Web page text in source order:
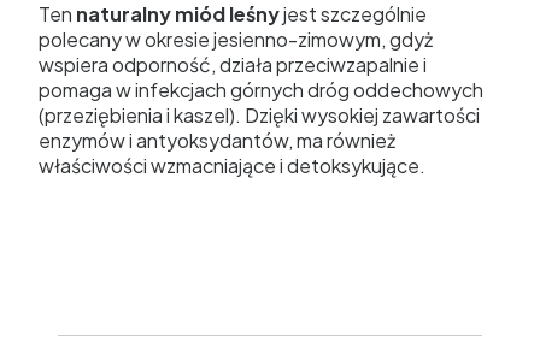
Ten naturalny miód leśnyjest szczególnie
polecany w okresie jesienno-zimowym, gdyż
wspiera odporność, działa przeciwzapalnie i
pomaga w infekcjach górnych dróg oddechowych
(przeziębienia i kaszel). Dzięki wysokiej zawartości
enzymów i antyoksydantów, ma również
właściwości wzmacniające i detoksykujące.